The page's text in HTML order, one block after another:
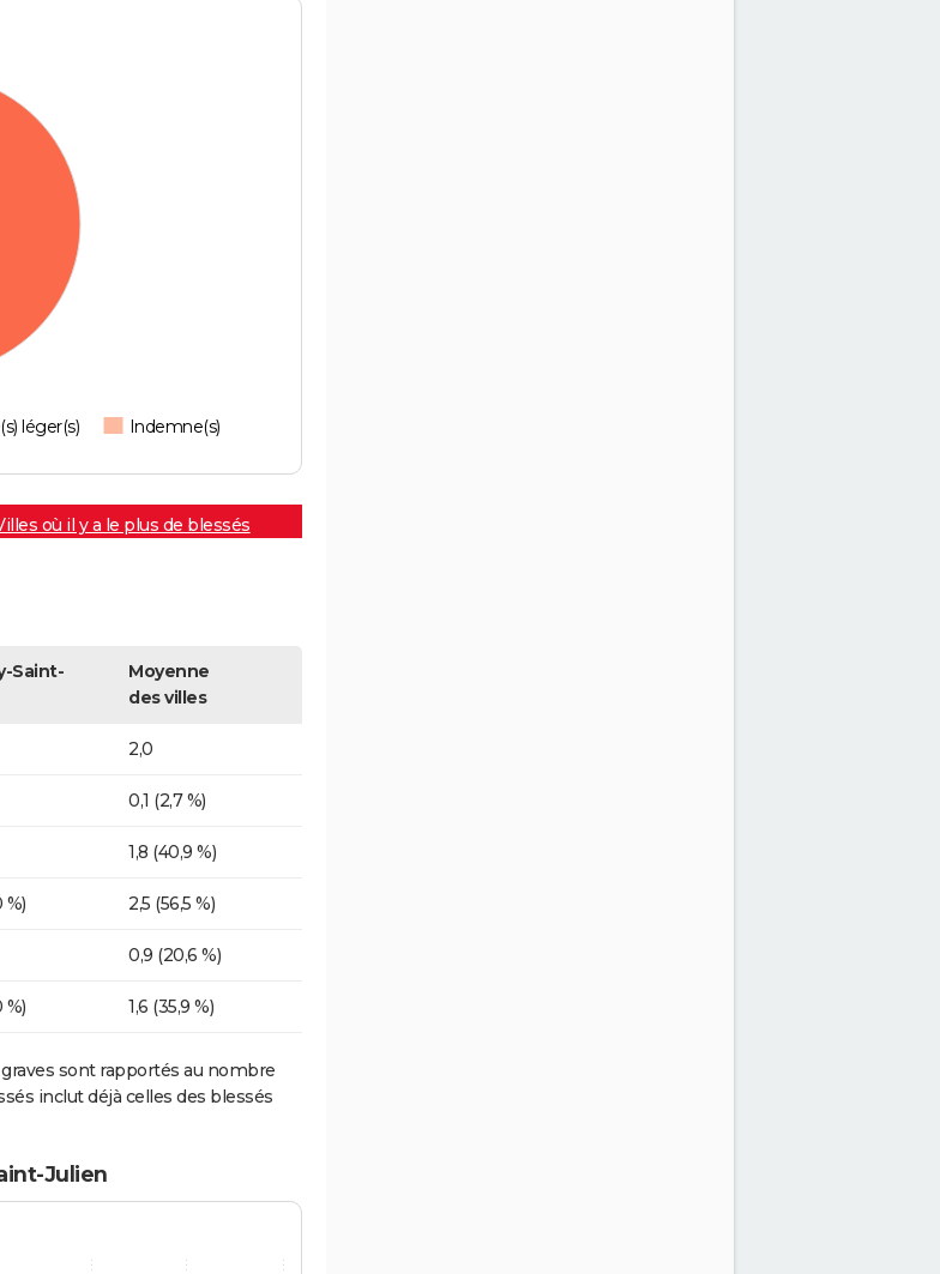
léger(s) Indemne(s)
où il y a le plus de blessés
Saint-
Moyenne
des villes
2,0
0,1 (2,7 %)
1,8 (40,9 %)
%) 2,5 (56,5 %)
0,9 (20,6 %)
%) 1,6 (35,9 %)
sont rapportés au nombre
inclut déjà celles des blessés
Julien